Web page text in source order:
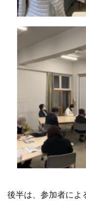
後半は、参加者によ